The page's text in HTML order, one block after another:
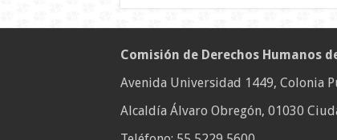
Comisión de Derechos Humanos
Avenida Universidad 1449, Colonia
Alcaldía Álvaro Obregón, 01030